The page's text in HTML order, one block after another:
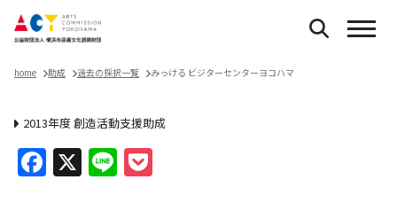
home 助成 過去の採択一覧 みっける ビジターセンターヨコハマ
2013年度 創造活動支援助成
Facebook
X Line